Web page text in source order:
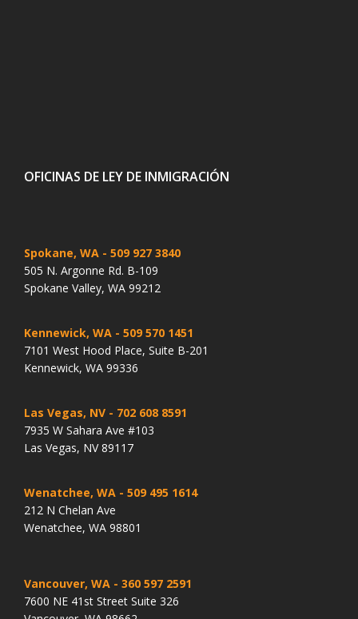
OFICINAS DE LEY DE INMIGRACIÓN
Spokane, WA - 509 927 3840
505 N. Argonne Rd. B-109
Spokane Valley, WA 99212
Kennewick, WA - 509 570 1451
7101 West Hood Place, Suite B-201
Kennewick, WA 99336
Las Vegas, NV - 702 608 8591
7935 W Sahara Ave #103
Las Vegas, NV 89117
Wenatchee, WA - 509 495 1614
212 N Chelan Ave
Wenatchee, WA 98801
Vancouver, WA - 360 597 2591
7600 NE 41st Street Suite 326